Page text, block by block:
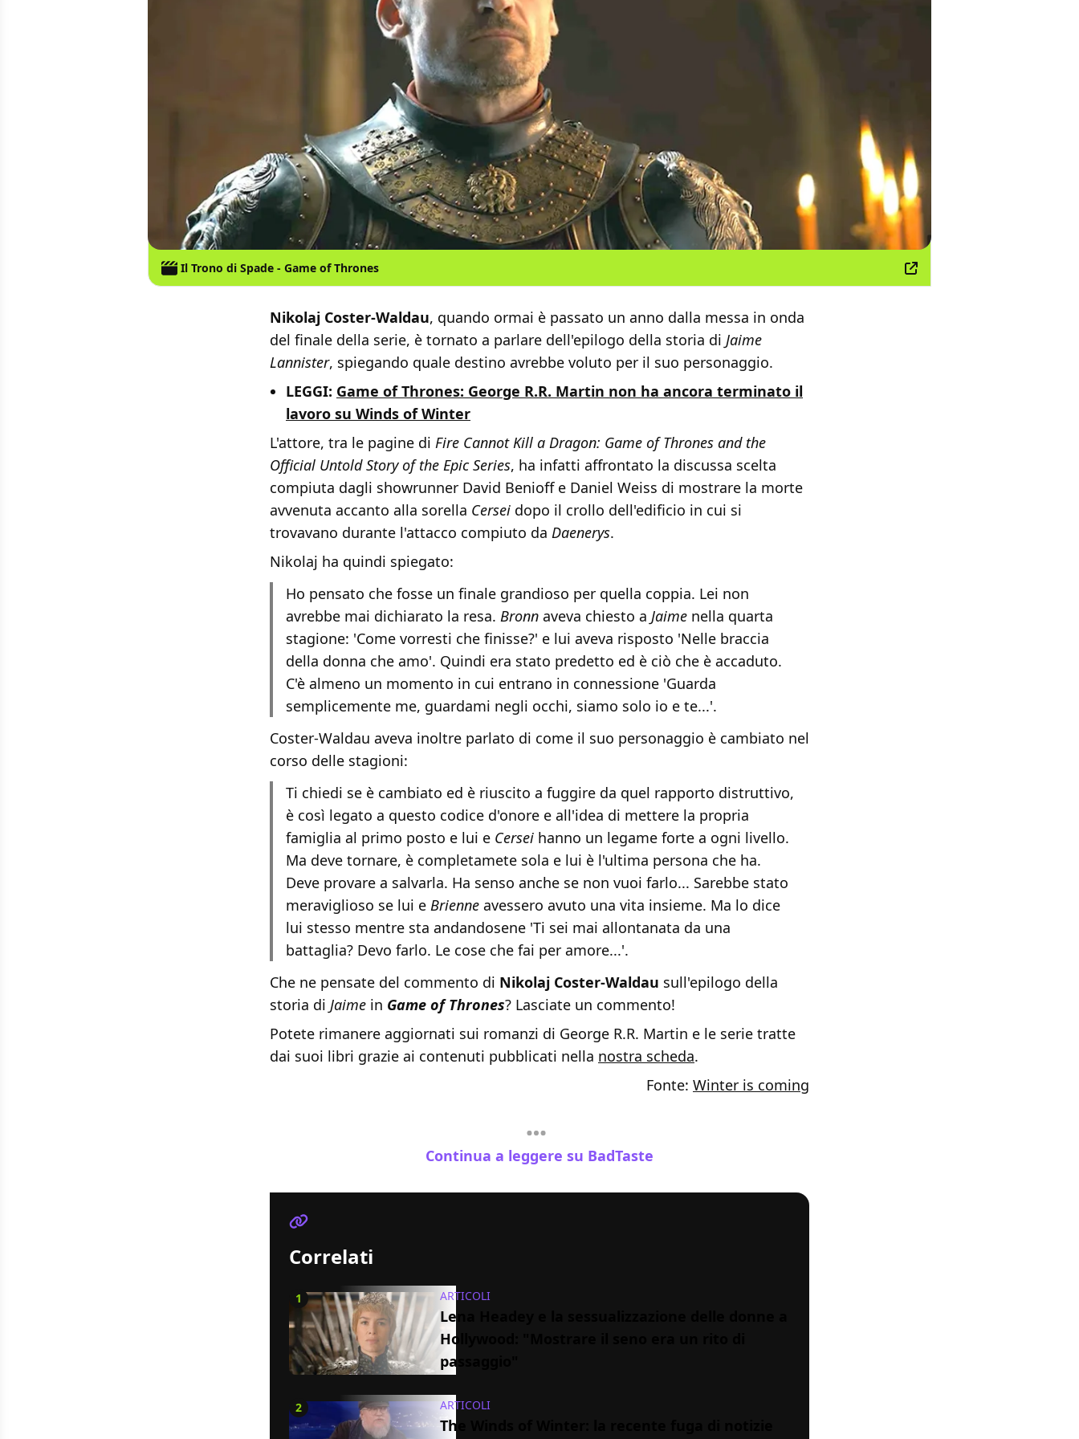
Il Trono di Spade - Game of Thrones
Nikolaj Coster-Waldau, quando ormai è passato un anno dalla messa in onda
del finale della serie, è tornato a parlare dell'epilogo della storia di Jaime
Lannister, spiegando quale destino avrebbe voluto per il suo personaggio.
LEGGI: Game of Thrones: George R.R. Martin non ha ancora terminato il
lavoro su Winds of Winter
L'attore, tra le pagine di Fire Cannot Kill a Dragon: Game of Thrones and the
Official Untold Story of the Epic Series, ha infatti affrontato la discussa scelta
compiuta dagli showrunner David Benioff e Daniel Weiss di mostrare la morte
avvenuta accanto alla sorella Cersei dopo il crollo dell'edificio in cui si
trovavano durante l'attacco compiuto da Daenerys.
Nikolaj ha quindi spiegato:
Ho pensato che fosse un finale grandioso per quella coppia. Lei non
avrebbe mai dichiarato la resa. Bronn aveva chiesto a Jaime nella quarta
stagione: 'Come vorresti che finisse?' e lui aveva risposto 'Nelle braccia
della donna che amo'. Quindi era stato predetto ed è ciò che è accaduto.
C'è almeno un momento in cui entrano in connessione 'Guarda
semplicemente me, guardami negli occhi, siamo solo io e te...'.
Coster-Waldau aveva inoltre parlato di come il suo personaggio è cambiato nel
corso delle stagioni:
Ti chiedi se è cambiato ed è riuscito a fuggire da quel rapporto distruttivo,
è così legato a questo codice d'onore e all'idea di mettere la propria
famiglia al primo posto e lui e Cersei hanno un legame forte a ogni livello.
Ma deve tornare, è completamete sola e lui è l'ultima persona che ha.
Deve provare a salvarla. Ha senso anche se non vuoi farlo... Sarebbe stato
meraviglioso se lui e Brienne avessero avuto una vita insieme. Ma lo dice
lui stesso mentre sta andandosene 'Ti sei mai allontanata da una
battaglia? Devo farlo. Le cose che fai per amore...'.
Che ne pensate del commento di Nikolaj Coster-Waldau sull'epilogo della
storia di Jaime in Game of Thrones? Lasciate un commento!
Potete rimanere aggiornati sui romanzi di George R.R. Martin e le serie tratte
dai suoi libri grazie ai contenuti pubblicati nella nostra scheda.
Fonte: Winter is coming
Continua a leggere su BadTaste
Correlati
1 ARTICOLI
Lena Headey e la sessualizzazione delle donne a
Hollywood: "Mostrare il seno era un rito di
passaggio"
2 ARTICOLI
The Winds of Winter: la recente fuga di notizie